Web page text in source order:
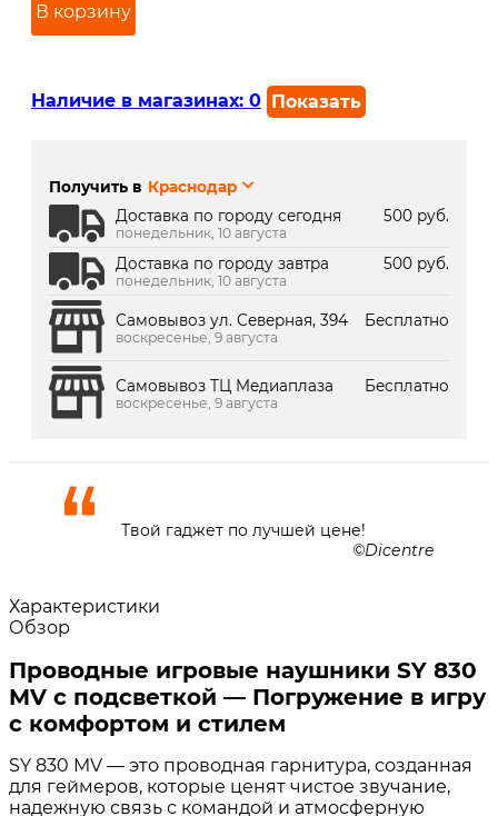
В корзину
Наличие в магазинах: 0 Показать
г. Краснодар, ТК Медиаплаза:
Получить в Краснодар
Доставка по городу сегодня
500 руб.
понедельник, 10 августа
Доставка по городу завтра 500 руб.
понедельник, 10 августа
Самовывоз ул. Северная, 394 Бесплатно
воскресенье, 9 августа
Самовывоз ТЦ Медиаплаза Бесплатно
воскресенье, 9 августа
Твой гаджет по лучшей цене!
Dicentre
Характеристики
Обзор
Проводные игровые наушники SY 830
MV с подсветкой — Погружение в игру
с комфортом и стилем
SY 830 MV — это проводная гарнитура, созданная
для геймеров, которые ценят чистое звучание,
надежную связь с командой и атмосферную